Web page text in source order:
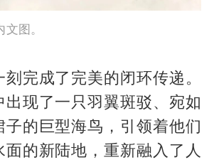
文图。
完成了完美的闭环传递。
出现了一只羽翼斑驳、宛如
子的巨型海鸟，引领着他们
面的新陆地，重新融入了人